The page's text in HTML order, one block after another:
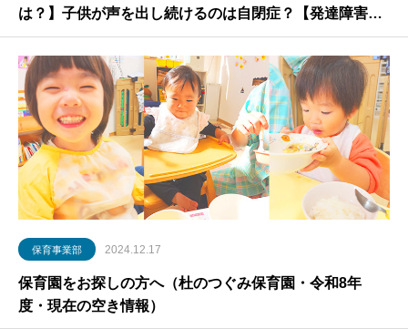
は？】子供が声を出し続けるのは自閉症？【発達障害・
adhd・奇声・うるさい時の対応】
保育事業部 2024.12.17
保育園をお探しの方へ（杜のつぐみ保育園・令和8年
度・現在の空き情報）